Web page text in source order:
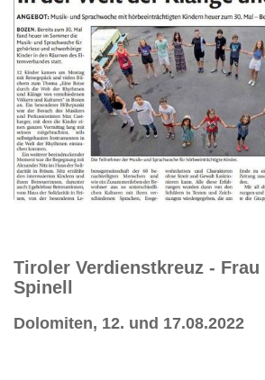
Tiroler Verdienstkreuz - Frau
Spinell
Dolomiten, 12. und 17.08.2022